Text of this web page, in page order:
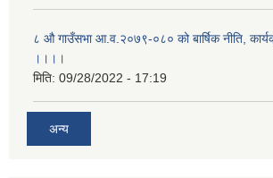
८ औ गाउँसभा आ.व.२०७९-०८० को बार्षिक नीति,
।।।।
मिति: 09/28/2022 - 17:19
अन्य